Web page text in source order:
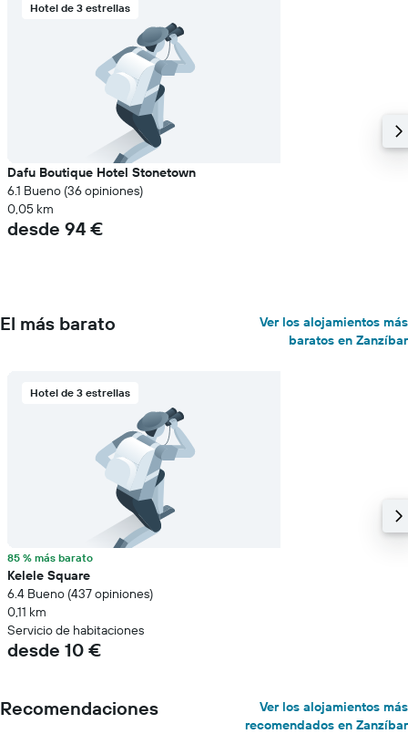
Hotel de 3 estrellas
Dafu Boutique Hotel Stonetown
6.1 Bueno (36 opiniones)
0,05 km
desde 94 €
El más barato
Ver los alojamientos más
baratos en Zanzíbar
Hotel de 3 estrellas
85 % más barato
Kelele Square
6.4 Bueno (437 opiniones)
0,11 km
Servicio de habitaciones
desde 10 €
Recomendaciones
Ver los alojamientos más
recomendados en Zanzíbar